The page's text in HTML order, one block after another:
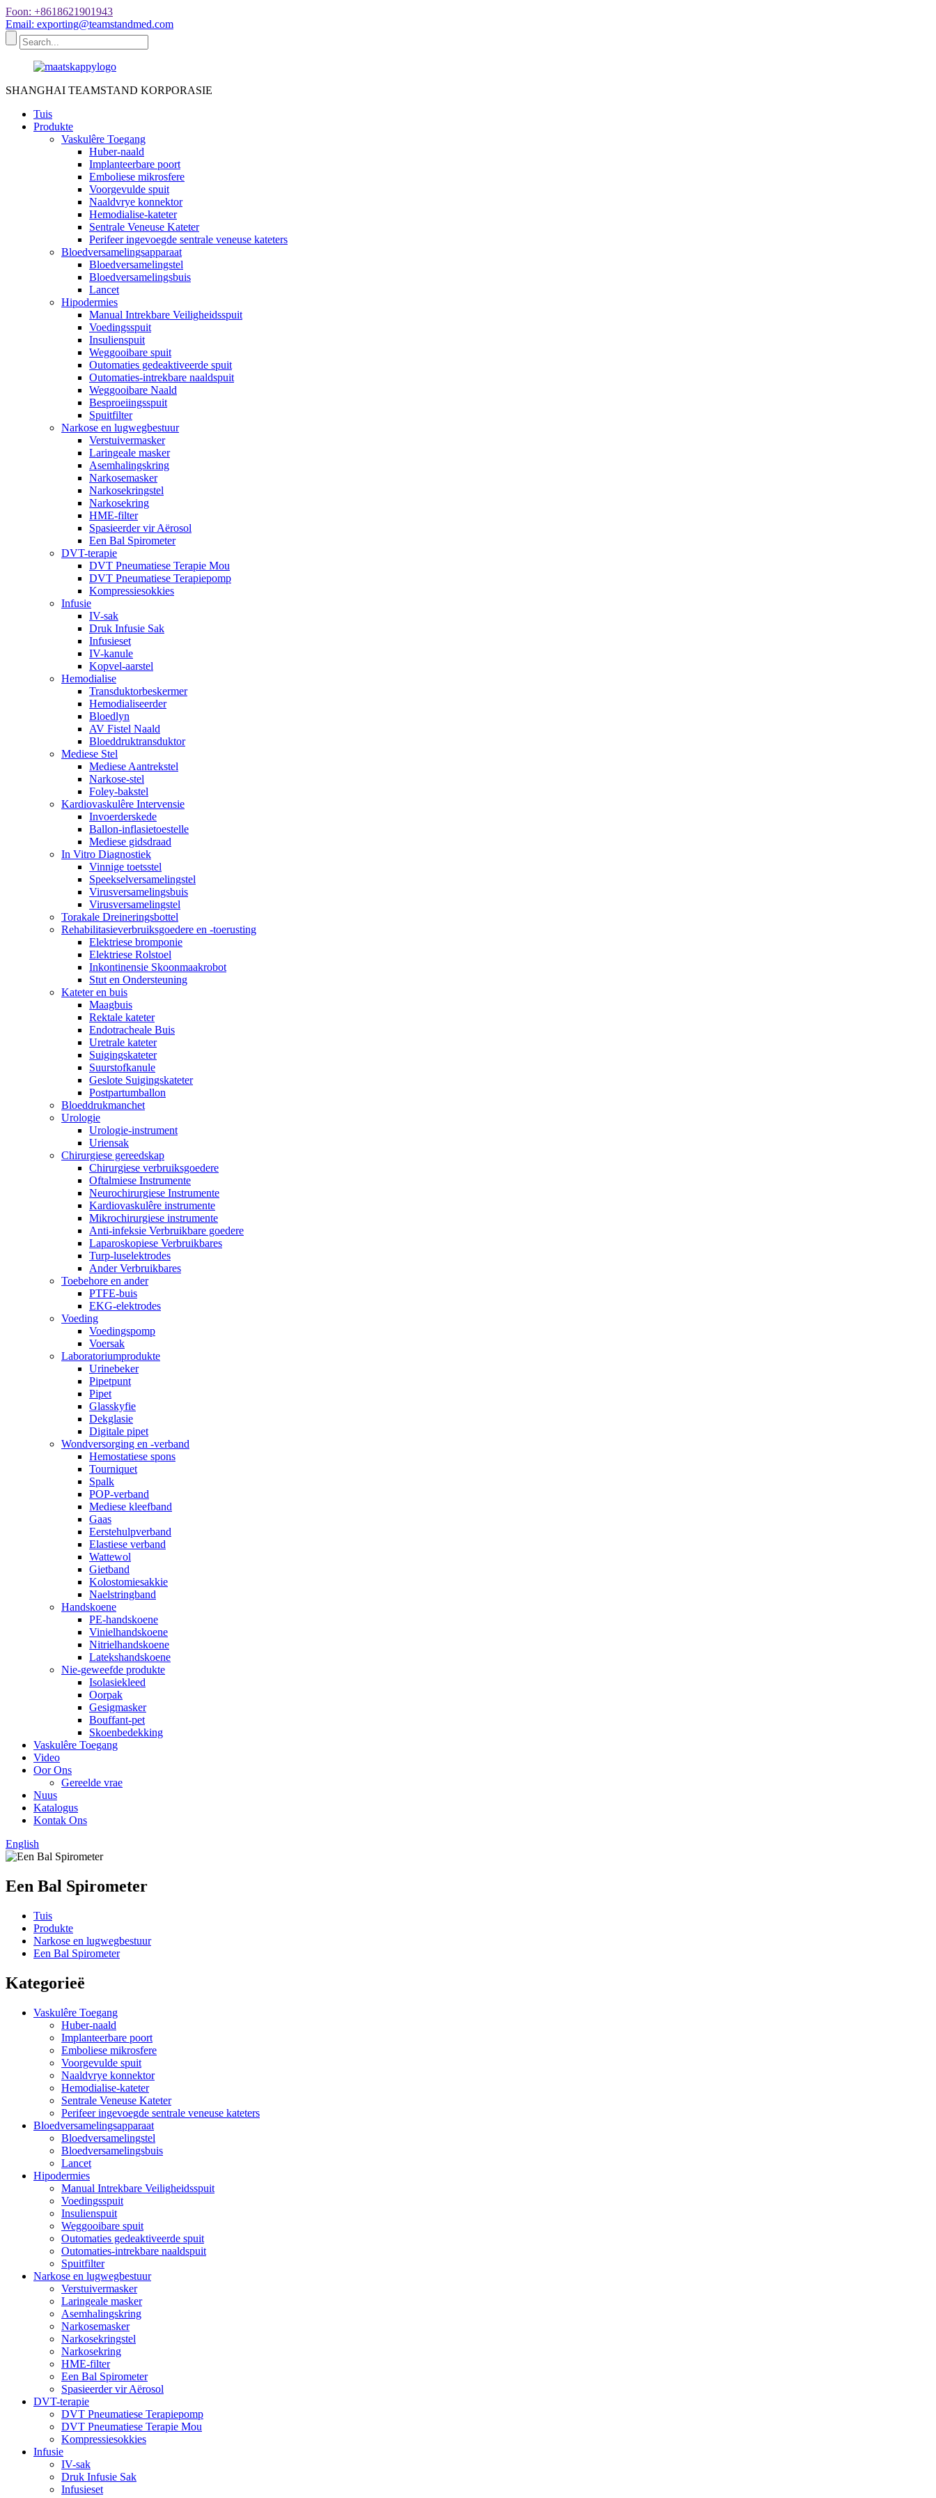
Foon: +8618621901943
Email: exporting@teamstandmed.com
SHANGHAI TEAMSTAND KORPORASIE
Tuis
Produkte
Vaskulêre Toegang
Huber-naald
Implanteerbare poort
Emboliese mikrosfere
Voorgevulde spuit
Naaldvrye konnektor
Hemodialise-kateter
Sentrale Veneuse Kateter
Perifeer ingevoegde sentrale veneuse kateters
Bloedversamelingsapparaat
Bloedversamelingstel
Bloedversamelingsbuis
Lancet
Hipodermies
Manual Intrekbare Veiligheidsspuit
Voedingsspuit
Insulienspuit
Weggooibare spuit
Outomaties gedeaktiveerde spuit
Outomaties-intrekbare naaldspuit
Weggooibare Naald
Besproeiingsspuit
Spuitfilter
Narkose en lugwegbestuur
Verstuivermasker
Laringeale masker
Asemhalingskring
Narkosemasker
Narkosekringstel
Narkosekring
HME-filter
Spasieerder vir Aërosol
Een Bal Spirometer
DVT-terapie
DVT Pneumatiese Terapie Mou
DVT Pneumatiese Terapiepomp
Kompressiesokkies
Infusie
IV-sak
Druk Infusie Sak
Infusieset
IV-kanule
Kopvel-aarstel
Hemodialise
Transduktorbeskermer
Hemodialiseerder
Bloedlyn
AV Fistel Naald
Bloeddruktransduktor
Mediese Stel
Mediese Aantrekstel
Narkose-stel
Foley-bakstel
Kardiovaskulêre Intervensie
Invoerderskede
Ballon-inflasietoestelle
Mediese gidsdraad
In Vitro Diagnostiek
Vinnige toetsstel
Speekselversamelingstel
Virusversamelingsbuis
Virusversamelingstel
Torakale Dreineringsbottel
Rehabilitasieverbruiksgoedere en -toerusting
Elektriese bromponie
Elektriese Rolstoel
Inkontinensie Skoonmaakrobot
Stut en Ondersteuning
Kateter en buis
Maagbuis
Rektale kateter
Endotracheale Buis
Uretrale kateter
Suigingskateter
Suurstofkanule
Geslote Suigingskateter
Postpartumballon
Bloeddrukmanchet
Urologie
Urologie-instrument
Uriensak
Chirurgiese gereedskap
Chirurgiese verbruiksgoedere
Oftalmiese Instrumente
Neurochirurgiese Instrumente
Kardiovaskulêre instrumente
Mikrochirurgiese instrumente
Anti-infeksie Verbruikbare goedere
Laparoskopiese Verbruikbares
Turp-luselektrodes
Ander Verbruikbares
Toebehore en ander
PTFE-buis
EKG-elektrodes
Voeding
Voedingspomp
Voersak
Laboratoriumprodukte
Urinebeker
Pipetpunt
Pipet
Glasskyfie
Dekglasie
Digitale pipet
Wondversorging en -verband
Hemostatiese spons
Tourniquet
Spalk
POP-verband
Mediese kleefband
Gaas
Eerstehulpverband
Elastiese verband
Wattewol
Gietband
Kolostomiesakkie
Naelstringband
Handskoene
PE-handskoene
Vinielhandskoene
Nitrielhandskoene
Latekshandskoene
Nie-geweefde produkte
Isolasiekleed
Oorpak
Gesigmasker
Bouffant-pet
Skoenbedekking
Vaskulêre Toegang
Video
Oor Ons
Gereelde vrae
Nuus
Katalogus
Kontak Ons
English
Een Bal Spirometer
Tuis
Produkte
Narkose en lugwegbestuur
Een Bal Spirometer
Kategorieë
Vaskulêre Toegang
Huber-naald
Implanteerbare poort
Emboliese mikrosfere
Voorgevulde spuit
Naaldvrye konnektor
Hemodialise-kateter
Sentrale Veneuse Kateter
Perifeer ingevoegde sentrale veneuse kateters
Bloedversamelingsapparaat
Bloedversamelingstel
Bloedversamelingsbuis
Lancet
Hipodermies
Manual Intrekbare Veiligheidsspuit
Voedingsspuit
Insulienspuit
Weggooibare spuit
Outomaties gedeaktiveerde spuit
Outomaties-intrekbare naaldspuit
Spuitfilter
Narkose en lugwegbestuur
Verstuivermasker
Laringeale masker
Asemhalingskring
Narkosemasker
Narkosekringstel
Narkosekring
HME-filter
Een Bal Spirometer
Spasieerder vir Aërosol
DVT-terapie
DVT Pneumatiese Terapiepomp
DVT Pneumatiese Terapie Mou
Kompressiesokkies
Infusie
IV-sak
Druk Infusie Sak
Infusieset